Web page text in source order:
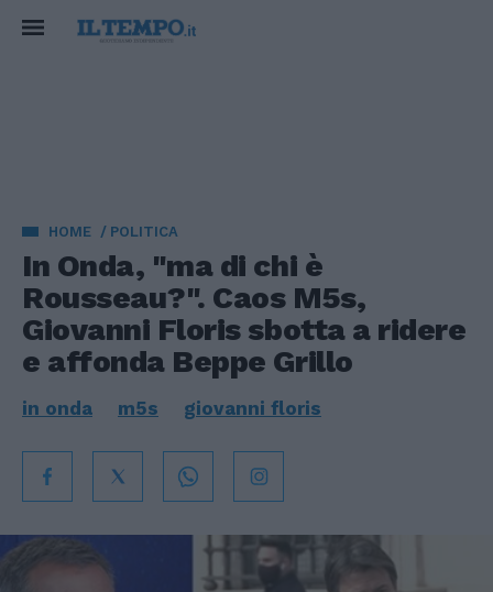
HOME POLITICA
In Onda, "ma di chi è
Rousseau?". Caos M5s,
Giovanni Floris sbotta a ridere
e affonda Beppe Grillo
in onda m5s giovanni floris